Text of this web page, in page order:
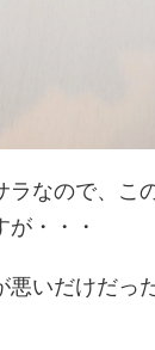
ラなので、こ
が・・・
悪いだけだっ